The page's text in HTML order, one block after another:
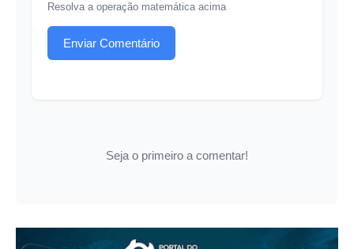
Resolva a operação matemática acima
Enviar Comentário
Seja o primeiro a comentar!